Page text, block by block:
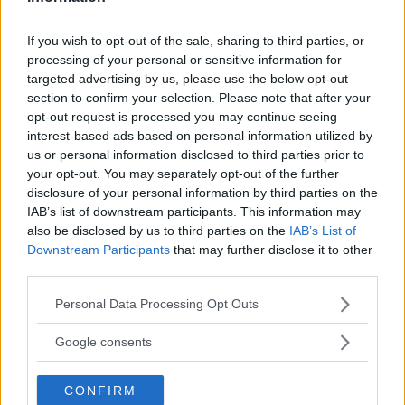
If you wish to opt-out of the sale, sharing to third parties, or
processing of your personal or sensitive information for
targeted advertising by us, please use the below opt-out
section to confirm your selection. Please note that after your
opt-out request is processed you may continue seeing
interest-based ads based on personal information utilized by
us or personal information disclosed to third parties prior to
your opt-out. You may separately opt-out of the further
disclosure of your personal information by third parties on the
IAB’s list of downstream participants. This information may
also be disclosed by us to third parties on the IAB’s List of
Downstream Participants that may further disclose it to other
Please note that this website/app uses one or more Google
not limited to your visit or usage behaviour. You may click to
use your data for below specified purposes in below Google
consent section.
Personal Data Processing Opt Outs
Google consents
CONFIRM
mörka vägar med unika laserstrålkastare.
Under huven sitter en trecylindrig bensinmotor med turbo
på 1,5 liter som ger 231 hästkrafter och ett vridmoment
på 320 newtonmeter. Kraften går till bakhjulen via en
sexstegad automatisk växellåda. Bensinmotorn
kompletteras av en elmotor som ger 131 hästkrafter och
250 newtonmeter till framhjulen via en tvåstegad
automatisk växellåda.
0-100 på 4,4 sekunder
en lättviktskonstruktion, bland annat med kupé i
kolfiberförstärkt plast och aluminiumchassi, gör det att
BMW i8 gör språnget från helt stillastående till 100
kilometer i timmen på 4,4 sekunder.